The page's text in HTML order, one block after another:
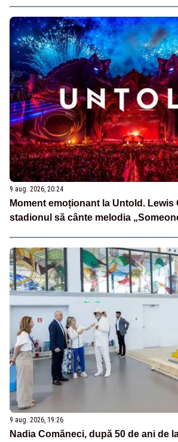
9 aug. 2026, 20:24
Moment emoționant la Untold. Lewis
stadionul să cânte melodia
9 aug. 2026, 19:26
Nadia Comăneci, după 50 de ani de